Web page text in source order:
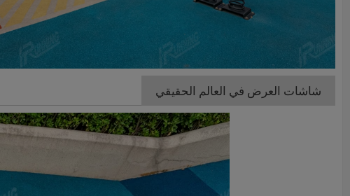
شاشات العرض في العالم الحقيقي